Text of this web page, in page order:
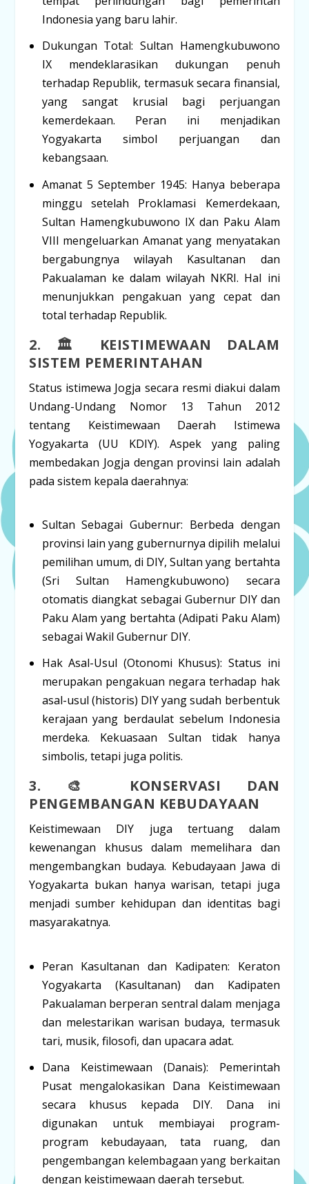
Indonesia yang baru lahir.
Dukungan Total: Sultan Hamengkubuwono
IX mendeklarasikan dukungan penuh
terhadap Republik, termasuk secara finansial,
yang sangat krusial bagi perjuangan
kemerdekaan. Peran ini menjadikan
Yogyakarta simbol perjuangan dan
kebangsaan.
Amanat 5 September 1945: Hanya beberapa
minggu setelah Proklamasi Kemerdekaan,
Sultan Hamengkubuwono IX dan Paku Alam
VIII mengeluarkan Amanat yang menyatakan
bergabungnya wilayah Kasultanan dan
Pakualaman ke dalam wilayah NKRI. Hal ini
menunjukkan pengakuan yang cepat dan
total terhadap Republik.
2. 🏛️ KEISTIMEWAAN DALAM
SISTEM PEMERINTAHAN
Status istimewa Jogja secara resmi diakui dalam
Undang-Undang Nomor 13 Tahun 2012
tentang Keistimewaan Daerah Istimewa
Yogyakarta (UU KDIY). Aspek yang paling
membedakan Jogja dengan provinsi lain adalah
pada sistem kepala daerahnya:
Sultan Sebagai Gubernur: Berbeda dengan
provinsi lain yang gubernurnya dipilih melalui
pemilihan umum, di DIY, Sultan yang bertahta
(Sri Sultan Hamengkubuwono) secara
otomatis diangkat sebagai Gubernur DIYdan
Paku Alam yang bertahta (Adipati Paku Alam)
sebagai Wakil Gubernur DIY.
Hak Asal-Usul (Otonomi Khusus): Status ini
merupakan pengakuan negara terhadap hak
asal-usul (historis) DIY yang sudah berbentuk
kerajaan yang berdaulat sebelum Indonesia
merdeka. Kekuasaan Sultan tidak hanya
simbolis, tetapi juga politis.
3. 🎨 KONSERVASI DAN
PENGEMBANGAN KEBUDAYAAN
Keistimewaan DIY juga tertuang dalam
kewenangan khusus dalam memelihara dan
mengembangkan budaya. Kebudayaan Jawa di
Yogyakarta bukan hanya warisan, tetapi juga
menjadisumber kehidupan dan identitas bagi
masyarakatnya.
Peran Kasultanan dan Kadipaten: Keraton
Yogyakarta (Kasultanan) dan Kadipaten
Pakualaman berperan sentral dalam menjaga
dan melestarikan warisan budaya, termasuk
tari, musik, filosofi, dan upacara adat.
Dana Keistimewaan (Danais): Pemerintah
Pusat mengalokasikan Dana Keistimewaan
secara khusus kepada DIY. Dana ini
digunakan untuk membiayai program-
program kebudayaan, tata ruang, dan
pengembangan kelembagaan yang berkaitan
dengan keistimewaan daerah tersebut.